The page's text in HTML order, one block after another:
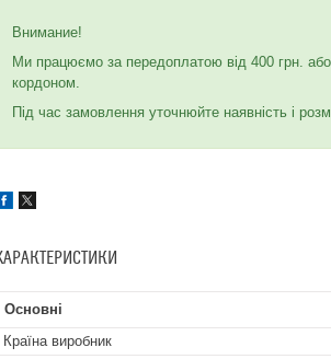
Внимание!
Ми працюємо за передоплатою від 400 грн.
кордоном.
Під час замовлення уточнюйте наявність і
Основні
Країна виробник